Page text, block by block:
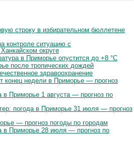
строку в избирательном бюллетене
контроле ситуацию с
округе
в Приморье опустится до +8 °C
после тропических дождей
здравоохранение
конец недели в Приморье — прогноз
в Приморье 1 августа — прогноз по
погода в Приморье 31 июля — прогноз
— прогноз погоды по городам
в Приморье 28 июля — прогноз по